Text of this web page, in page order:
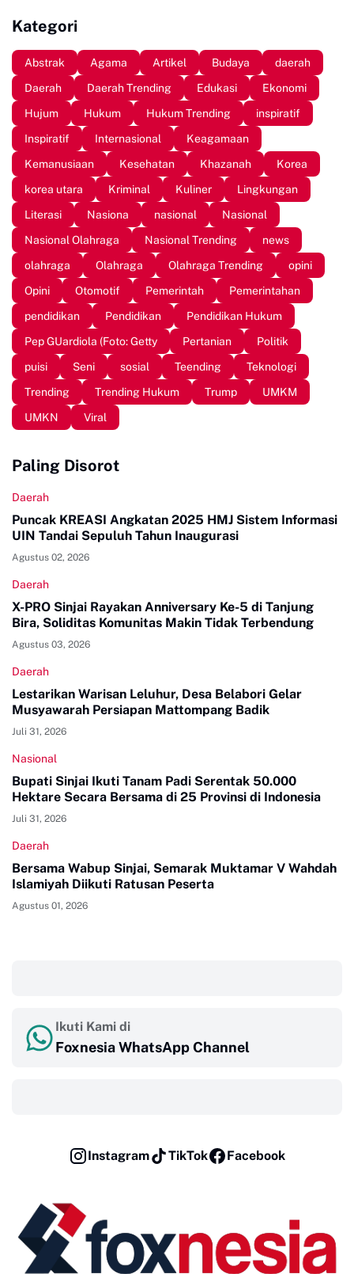
Kategori
Abstrak Agama Artikel Budaya
daerah
Daerah
Daerah Trending Edukasi
Ekonomi
Hujum
Hukum Hukum Trending
inspiratif
Inspiratif
Internasional
Keagamaan
Kemanusiaan
Kesehatan Khazanah
Korea
korea utara
Kriminal Kuliner
Lingkungan
Literasi
Nasiona nasional
Nasional
Nasional Olahraga
Nasional Trending
news
olahraga
Olahraga Olahraga Trending
opini
Opini
Otomotif Pemerintah
Pemerintahan
pendidikan
Pendidikan
Pendidikan Hukum
Pep GUardiola (Foto: Getty
Pertanian
Politik
puisi
Seni sosial Teending
Teknologi
Trending
Trending Hukum Trump
UMKM
UMKN
Viral
Paling Disorot
Daerah
Puncak KREASI Angkatan 2025 HMJ Sistem Informasi
UIN Tandai Sepuluh Tahun Inaugurasi
Agustus 02, 2026
Daerah
X-PRO Sinjai Rayakan Anniversary Ke-5 di Tanjung
Bira, Soliditas Komunitas Makin Tidak Terbendung
Agustus 03, 2026
Daerah
Lestarikan Warisan Leluhur, Desa Belabori Gelar
Musyawarah Persiapan Mattompang Badik
Juli 31, 2026
Nasional
Bupati Sinjai Ikuti Tanam Padi Serentak 50.000
Hektare Secara Bersama di 25 Provinsi di Indonesia
Juli 31, 2026
Daerah
Bersama Wabup Sinjai, Semarak Muktamar V Wahdah
Islamiyah Diikuti Ratusan Peserta
Agustus 01, 2026
Ikuti Kami di
Foxnesia WhatsApp Channel
Instagram TikTok Facebook